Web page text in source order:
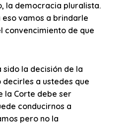
la democracia pluralista.
eso vamos a brindarle
convencimiento de que
la decisión de la
a ustedes que
la Corte debe ser
conducirnos a
pero no la